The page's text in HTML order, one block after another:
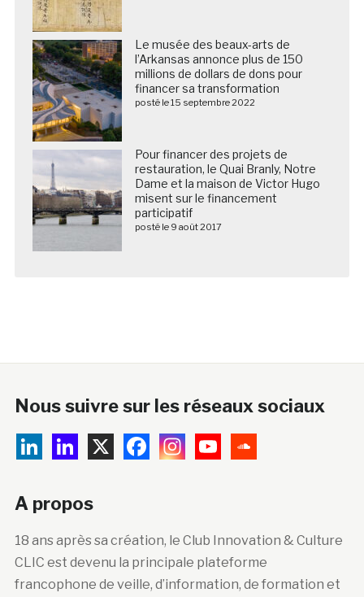
Le musée des beaux-arts de
l’Arkansas annonce plus de 150
millions de dollars de dons pour
financer sa transformation
posté le 15 septembre 2022
Pour financer des projets de
restauration, le Quai Branly, Notre
Dame et la maison de Victor Hugo
misent sur le financement
participatif
posté le 9 août 2017
Nous suivre sur les réseaux sociaux
A propos
18 ans après sa création, le Club Innovation & Culture
CLIC est devenu la principale plateforme
francophone de veille, d’information, de formation et